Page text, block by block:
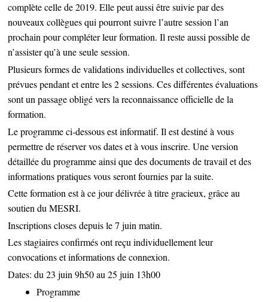
complète celle de 2019. Elle peut aussi être suivie par des
nouveaux collègues qui pourront suivre l’autre session l’an
prochain pour compléter leur formation. Il reste aussi possible de
n’assister qu’à une seule session.
Plusieurs formes de validations individuelles et collectives, sont
prévues pendant et entre les 2 sessions. Ces différentes évaluations
sont un passage obligé vers la reconnaissance officielle de la
formation.
Le programme ci-dessous est informatif. Il est destiné à vous
permettre de réserver vos dates et à vous inscrire. Une version
détaillée du programme ainsi que des documents de travail et des
informations pratiques vous seront fournies par la suite.
Cette formation est à ce jour délivrée à titre gracieux, grâce au
soutien du MESRI.
Inscriptions closes depuis le 7 juin matin.
Les stagiaires confirmés ont reçu individuellement leur
convocations et informations de connexion.
Dates: du 23 juin 9h50 au 25 juin 13h00
Programme